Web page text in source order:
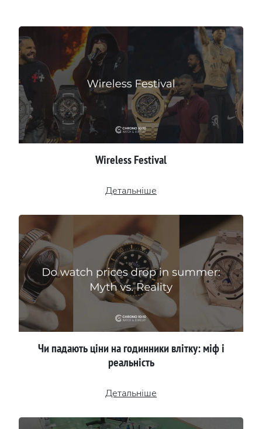
Wireless Festival
Детальніше
Чи падають ціни на годинники влітку: міф і
реальність
Детальніше